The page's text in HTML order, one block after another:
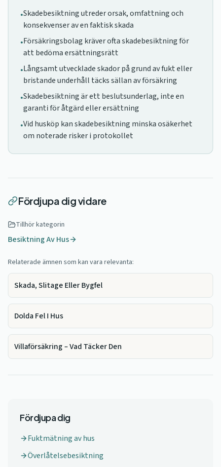
•Skadebesiktning utreder orsak, omfattning och
konsekvenser av en faktisk skada
•Försäkringsbolag kräver ofta skadebesiktning för
att bedöma ersättningsrätt
•Långsamt utvecklade skador på grund av fukt eller
bristande underhåll täcks sällan av försäkring
•Skadebesiktning är ett beslutsunderlag, inte en
garanti för åtgärd eller ersättning
•Vid husköp kan skadebesiktning minska osäkerhet
om noterade risker i protokollet
Fördjupa dig vidare
Tillhör kategorin
Besiktning Av Hus
Relaterade ämnen som kan vara relevanta:
Skada, Slitage Eller Bygfel
Dolda Fel I Hus
Villaförsäkring – Vad Täcker Den
Fördjupa dig
Fuktmätning av hus
Överlåtelsebesiktning